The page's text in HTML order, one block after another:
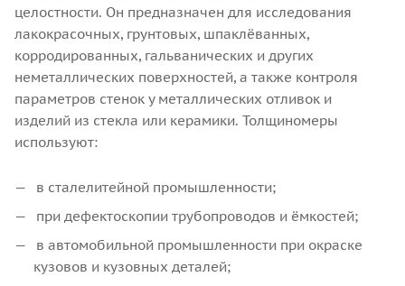
целостности. Он предназначен для исследования
лакокрасочных, грунтовых, шпаклёванных,
корродированных, гальванических и других
неметаллических поверхностей, а также контроля
параметров стенок у металлических отливок и
изделий из стекла или керамики. Толщиномеры
используют:
в сталелитейной промышленности;
при дефектоскопии трубопроводов и ёмкостей;
в автомобильной промышленности при окраске
кузовов и кузовных деталей;